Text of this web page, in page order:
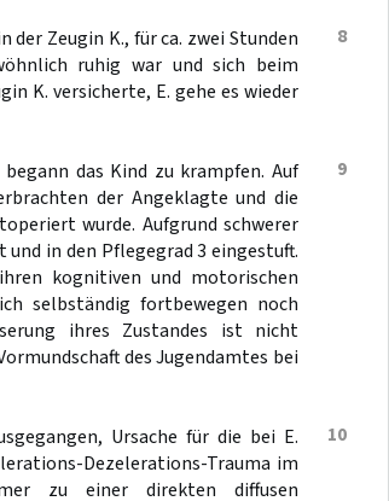
8
Zeugin K., für ca. zwei Stunden
ruhig war und sich beim
K. versicherte, E. gehe es wieder
9
das Kind zu krampfen. Auf
der Angeklagte und die
wurde. Aufgrund schwerer
und in den Pflegegrad 3 eingestuft.
kognitiven und motorischen
selbständig fortbewegen noch
ihres Zustandes ist nicht
des Jugendamtes bei
10
Ursache für die bei E.
Dezelerations-Trauma im
zu einer direkten diffusen